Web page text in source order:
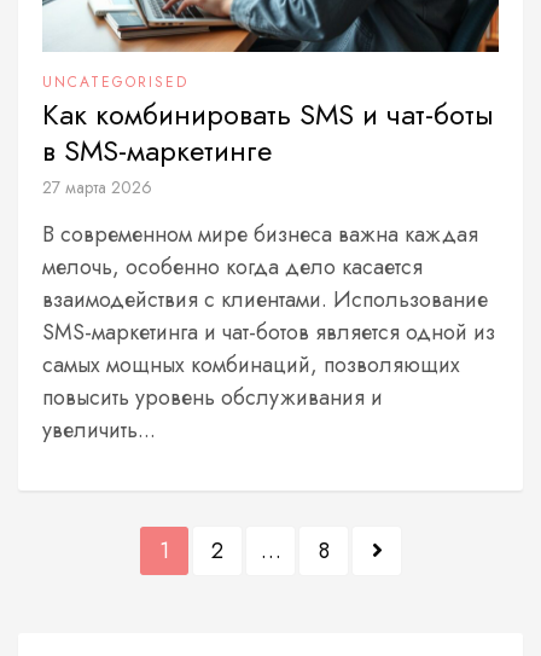
UNCATEGORISED
Как комбинировать SMS и чат-боты
в SMS-маркетинге
27 марта 2026
В современном мире бизнеса важна каждая
мелочь, особенно когда дело касается
взаимодействия с клиентами. Использование
SMS-маркетинга и чат-ботов является одной из
самых мощных комбинаций, позволяющих
повысить уровень обслуживания и
увеличить...
1 2 … 8